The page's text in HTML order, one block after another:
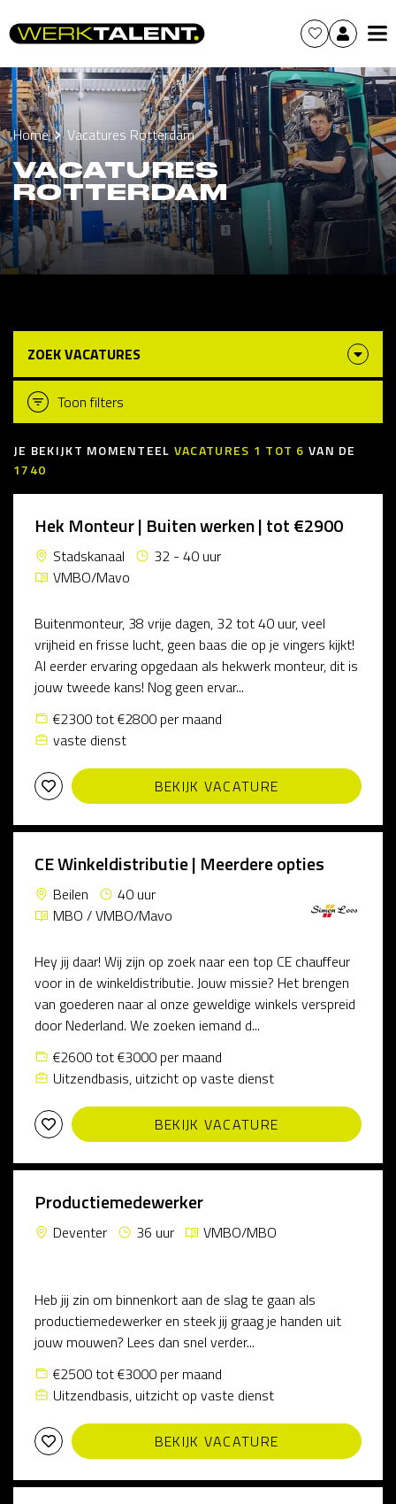
Home Vacatures Rotterdam
VACATURES
ROTTERDAM
ZOEK VACATURES
Toon filters
JE BEKIJKT MOMENTEEL VACATURES 1 TOT 6 VAN DE
1740
Hek Monteur | Buiten werken | tot €2900
Stadskanaal
32 - 40 uur
VMBO/Mavo
Buitenmonteur, 38 vrije dagen, 32 tot 40 uur, veel
vrijheid en frisse lucht, geen baas die op je vingers kijkt!
Al eerder ervaring opgedaan als hekwerk monteur, dit is
jouw tweede kans! Nog geen ervar...
€2300 tot €2800 per maand
vaste dienst
BEKIJK VACATURE
CE Winkeldistributie | Meerdere opties
Beilen
40 uur
MBO / VMBO/Mavo
Hey jij daar! Wij zijn op zoek naar een top CE chauffeur
voor in de winkeldistributie. Jouw missie? Het brengen
van goederen naar al onze geweldige winkels verspreid
door Nederland. We zoeken iemand d...
€2600 tot €3000 per maand
Uitzendbasis, uitzicht op vaste dienst
BEKIJK VACATURE
Productiemedewerker
Deventer 36 uur VMBO/MBO
Heb jij zin om binnenkort aan de slag te gaan als
productiemedewerker en steek jij graag je handen uit
jouw mouwen? Lees dan snel verder...
€2500 tot €3000 per maand
Uitzendbasis, uitzicht op vaste dienst
BEKIJK VACATURE